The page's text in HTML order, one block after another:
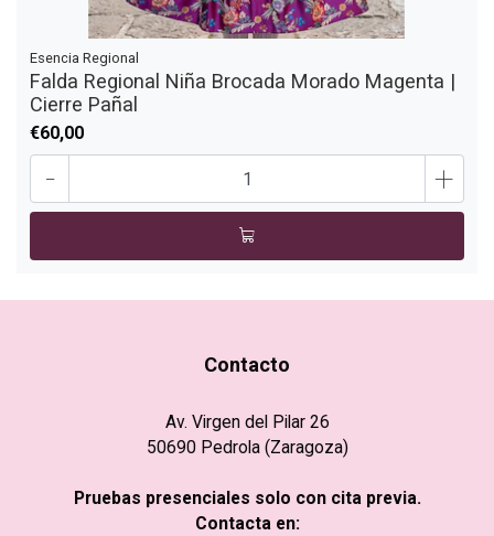
Esencia Regional
Falda Regional Niña Brocada Morado Magenta |
Cierre Pañal
€60,00
- +
Contacto
Av. Virgen del Pilar 26
50690 Pedrola (Zaragoza)
Pruebas presenciales solo con cita previa.
Contacta en: